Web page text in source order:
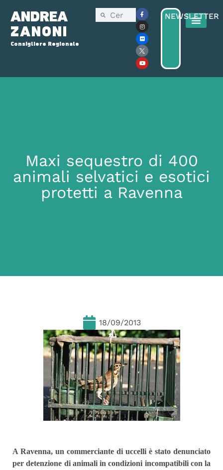
ANDREA
ZANONI
Consigliere Regionale
NEWSLETTER
Maxi sequestro di 400
animali selvatici e esotici
protetti a Ravenna
18/09/2013
A Ravenna, un commerciante di uccelli è stato denunciato
per detenzione di animali in condizioni incompatibili con la